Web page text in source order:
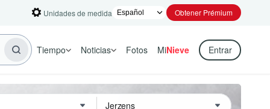
Unidades de medida Obtener Prémium
Tiempo Noticias Fotos MiNieve Entrar